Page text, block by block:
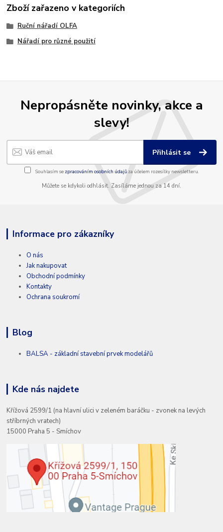
Zboží zařazeno v kategoriích
Ruční nářadí OLFA
Nářadí pro různé použití
Nepropásněte novinky, akce a
slevy!
Přihlásit se
Souhlasím se zpracováním osobních údajůza účelem rozesílky newsletteru.
Můžete se kdykoli odhlásit. Zasíláme jednou za 14 dní.
Informace pro zákazníky
O nás
Jak nakupovat
Obchodní podmínky
Kontakty
Ochrana soukromí
Blog
BALSA - základní stavební prvek modelářů
Kde nás najdete
Křížová 2599/1 (na hlavní ulici v zeleném baráčku - zvonek na levých
stříbrných vratech)
15000 Praha 5 - Smíchov